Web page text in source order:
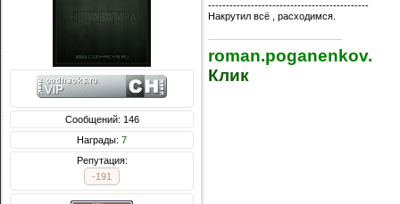
Сообщений: 146
Награды: 7
Репутация:
-191
---------------------------------------------
Накрутил всё , расходимся.
roman.poganenkov.
Клик